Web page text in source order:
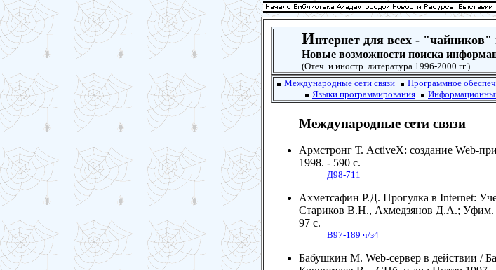
Интернет для всех -
Новые возможности поиска
(Отеч. и иностр. литература 1996-2000 гг.)
Международные сети связи
Программное
Языки программирования
Международные сети связи
Армстронг Т. ActiveX: создание Web-
1998. - 590 с.
Д98-711
Ахметсафин Р.Д. Прогулка в Internet:
Стариков В.Н., Ахмедзянов Д.А.; Уфим.
97 с.
В97-189 ч/з4
Бабушкин М. Web-сервер в действии /